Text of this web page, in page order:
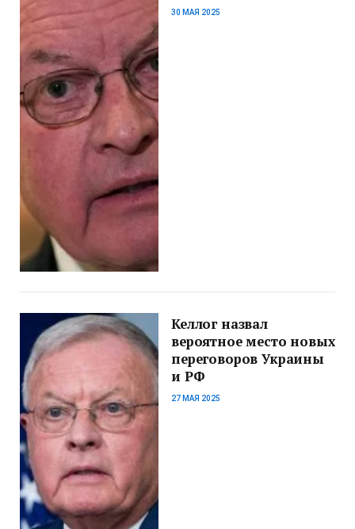
30 МАЯ 2025
Келлог назвал
вероятное место новых
переговоров Украины
и РФ
27 МАЯ 2025